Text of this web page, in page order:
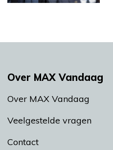
Over MAX Vandaag
Over MAX Vandaag
Veelgestelde vragen
Contact